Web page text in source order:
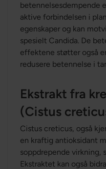
betennelsesdempende
aktive forbindelsen i
egenskaper og kan
spesielt Candida. De
effektene støtter også
redusere betennelse i
Ekstrakt fra
(Cistus
Cistus creticus, også
en kraftig antioksidant
soppdrepende virkning,
Ekstraktet kan også